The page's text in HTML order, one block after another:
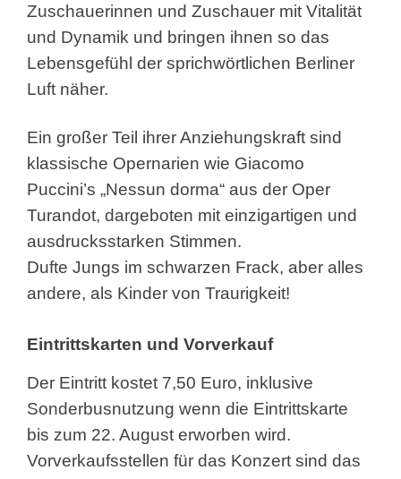
Zuschauerinnen und Zuschauer mit Vitalität
und Dynamik und bringen ihnen so das
Lebensgefühl der sprichwörtlichen Berliner
Luft näher.
Ein großer Teil ihrer Anziehungskraft sind
klassische Opernarien wie Giacomo
Puccini’s „Nessun dorma“ aus der Oper
Turandot, dargeboten mit einzigartigen und
ausdrucksstarken Stimmen.
Dufte Jungs im schwarzen Frack, aber alles
andere, als Kinder von Traurigkeit!
Eintrittskarten und Vorverkauf
Der Eintritt kostet 7,50 Euro, inklusive
Sonderbusnutzung wenn die Eintrittskarte
bis zum 22. August erworben wird.
Vorverkaufsstellen für das Konzert sind das